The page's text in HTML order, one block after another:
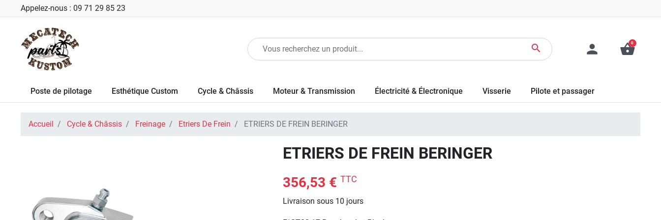
Appelez-nous : 09 71 29 85 23
search person shopping_basket
0
Poste de pilotage Esthétique Custom Cycle & Châssis Moteur & Transmission Électricité & Électronique Visserie Pilote et passager
Accueil Cycle & Châssis Freinage Etriers De Frein ETRIERS DE FREIN BERINGER
ETRIERS DE FREIN BERINGER
356,53 €TTC
Livraison sous 10 jours